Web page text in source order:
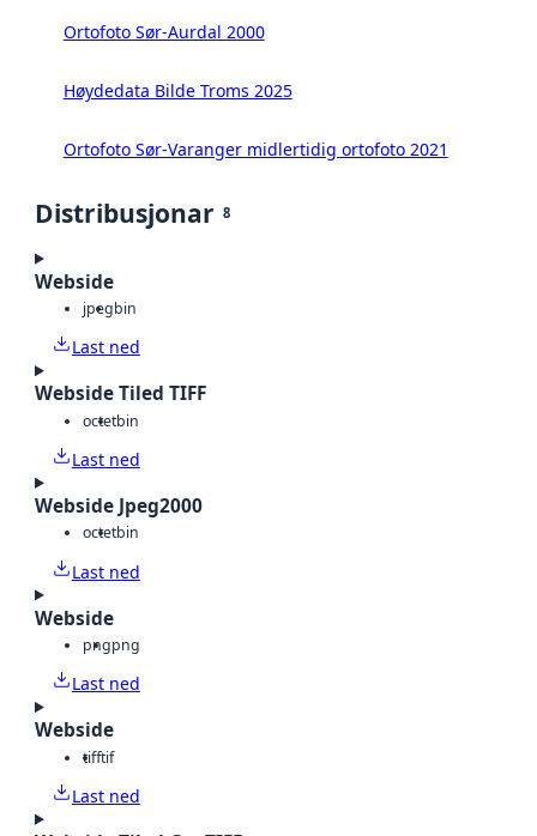
Ortofoto Sør-Aurdal 2000
Høydedata Bilde Troms 2025
Ortofoto Sør-Varanger midlertidig ortofoto 2021
Distribusjonar 8
Webside
jpegbin
Last ned
Webside Tiled TIFF
octetbin
Last ned
Webside Jpeg2000
octetbin
Last ned
Webside
pngpng
Last ned
Webside
tifftif
Last ned